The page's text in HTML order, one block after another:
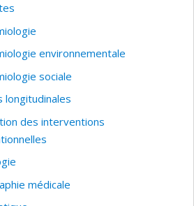
environnementale
sociale
longitudinales
des interventions
médicale